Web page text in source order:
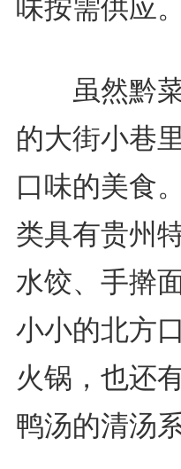
味按需供应
虽然黔菜
的大街小巷
口味的美食
类具有贵州
水饺、手擀
小小的北方
火锅，也还
鸭汤的清汤